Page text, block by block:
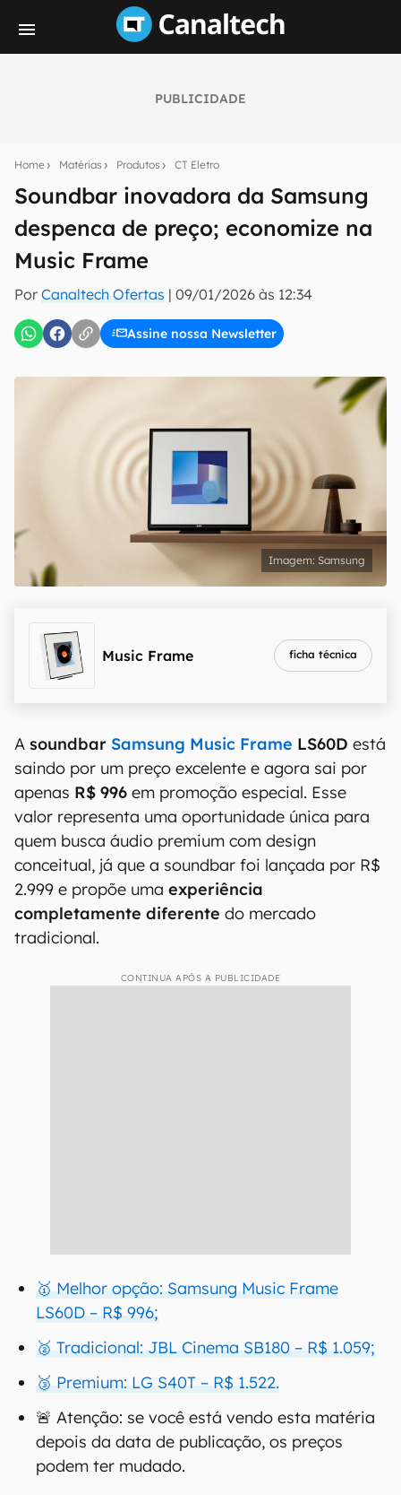
PUBLICIDADE
Home Matérias Produtos CT Eletro
Soundbar inovadora da Samsung
despenca de preço; economize na
Music Frame
Por Canaltech Ofertas | 09/01/2026 às 12:34
Assine nossa Newsletter
notícias e reviews sobre tecnologia em primeira
E-mail
inscreva-se
Uso e Política de Privacidade do Canaltech.
Samsung
Music Frame ficha técnica
A soundbar Samsung Music Frame LS60D está
saindo por um preço excelente e agora sai por
apenas R$ 996 em promoção especial. Esse
valor representa uma oportunidade única para
quem busca áudio premium com design
conceitual, já que a soundbar foi lançada por R$
2.999 e propõe uma experiência
completamente diferente do mercado
tradicional.
CONTINUA APÓS A PUBLICIDADE
🥇 Melhor opção: Samsung Music Frame
LS60D – R$ 996;
🥈 Tradicional: JBL Cinema SB180 – R$ 1.059;
🥉 Premium: LG S40T – R$ 1.522.
🚨 Atenção: se você está vendo esta matéria
depois da data de publicação, os preços
podem ter mudado.